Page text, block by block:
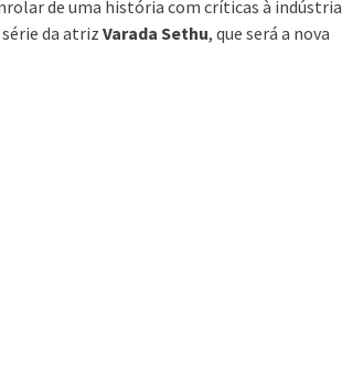
de uma história com críticas à indústria
da atrizVarada Sethu, que será a nova